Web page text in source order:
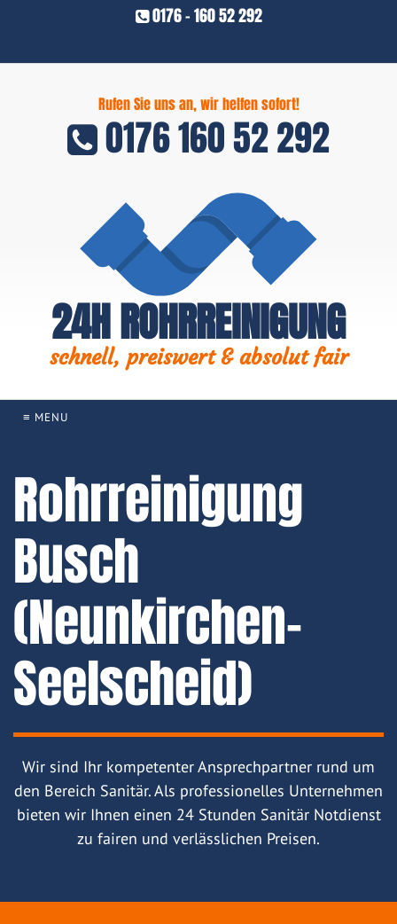
0176 - 160 52 292
Rufen Sie uns an, wir helfen sofort!
0176 160 52 292
24H ROHRREINIGUNG
schnell, preiswert & absolut fair
≡ MENU
Rohrreinigung
Busch
(Neunkirchen-
Seelscheid)
Wir sind Ihr kompetenter Ansprechpartner rund um
den Bereich Sanitär. Als professionelles Unternehmen
bieten wir Ihnen einen 24 Stunden Sanitär Notdienst
zu fairen und verlässlichen Preisen.